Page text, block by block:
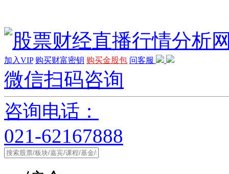
加入VIP 购买财富密钥 购买金股包 问客服
微信扫码咨询
咨询电话：
021-62167888